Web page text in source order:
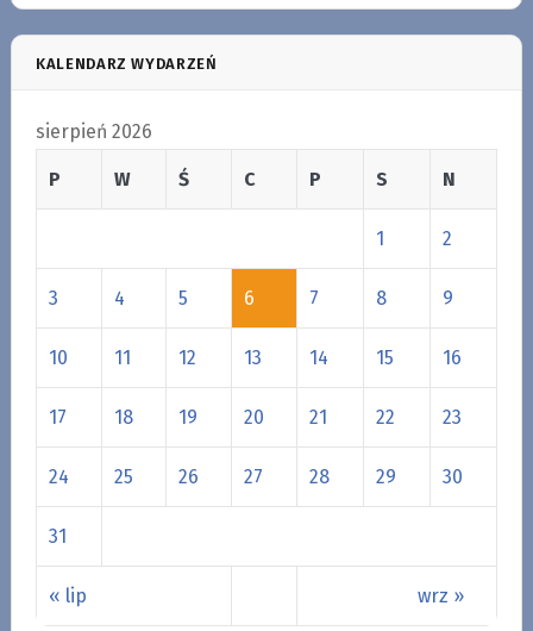
KALENDARZ WYDARZEŃ
sierpień 2026
P W Ś C P S N
« lip wrz »
1 2
3 4 5 6 7 8 9
10 11 12 13 14 15 16
17 18 19 20 21 22 23
24 25 26 27 28 29 30
31